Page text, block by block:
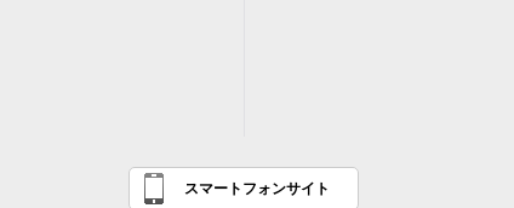
スマートフォンサイト